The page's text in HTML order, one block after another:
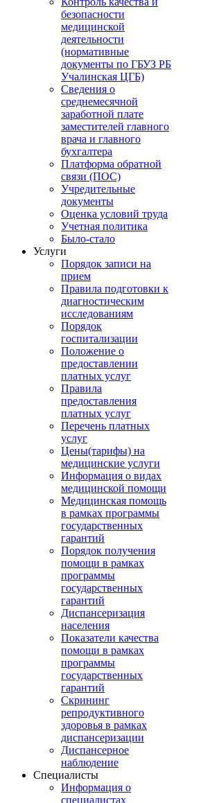
безопасности
медицинской
деятельности
(нормативные
документы по ГБУЗ РБ
Учалинская ЦГБ)
Сведения о
среднемесячной
заработной плате
заместителей главного
врача и главного
бухгалтера
Платформа обратной
связи (ПОС)
Учредительные
документы
Оценка условий труда
Учетная политика
Было-стало
Услуги
Порядок записи на
прием
Правила подготовки к
диагностическим
исследованиям
Порядок
госпитализации
Положение о
предоставлении
платных услуг
Правила
предоставления
платных услуг
Перечень платных
услуг
Цены(тарифы) на
медицинские услуги
Информация о видах
медицинской помощи
Медицинская помощь
в рамках программы
государственных
гарантий
Порядок получения
помощи в рамках
программы
государственных
гарантий
Диспансеризация
населения
Показатели качества
помощи в рамках
программы
государственных
гарантий
Скрининг
репродуктивного
здоровья в рамках
диспансеризации
Диспансерное
наблюдение
Специалисты
Информация о
специалистах